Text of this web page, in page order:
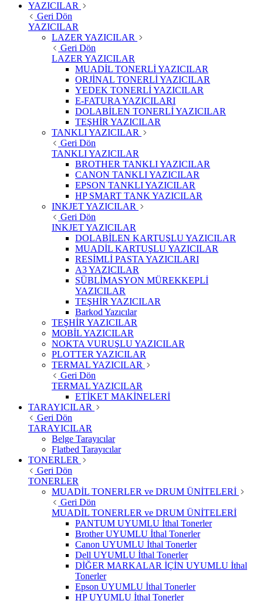
YAZICILAR
Geri Dön
YAZICILAR
LAZER YAZICILAR
Geri Dön
LAZER YAZICILAR
MUADİL TONERLİ YAZICILAR
ORJİNAL TONERLİ YAZICILAR
YEDEK TONERLİ YAZICILAR
E-FATURA YAZICILARI
DOLABİLEN TONERLİ YAZICILAR
TEŞHİR YAZICILAR
TANKLI YAZICILAR
Geri Dön
TANKLI YAZICILAR
BROTHER TANKLI YAZICILAR
CANON TANKLI YAZICILAR
EPSON TANKLI YAZICILAR
HP SMART TANK YAZICILAR
INKJET YAZICILAR
Geri Dön
INKJET YAZICILAR
DOLABİLEN KARTUŞLU YAZICILAR
MUADİL KARTUŞLU YAZICILAR
RESİMLİ PASTA YAZICILARI
A3 YAZICILAR
SÜBLİMASYON MÜREKKEPLİ
YAZICILAR
TEŞHİR YAZICILAR
Barkod Yazıcılar
TEŞHİR YAZICILAR
MOBİL YAZICILAR
NOKTA VURUŞLU YAZICILAR
PLOTTER YAZICILAR
TERMAL YAZICILAR
Geri Dön
TERMAL YAZICILAR
ETİKET MAKİNELERİ
TARAYICILAR
Geri Dön
TARAYICILAR
Belge Tarayıcılar
Flatbed Tarayıcılar
TONERLER
Geri Dön
TONERLER
MUADİL TONERLER ve DRUM ÜNİTELERİ
Geri Dön
MUADİL TONERLER ve DRUM ÜNİTELERİ
PANTUM UYUMLU İthal Tonerler
Brother UYUMLU İthal Tonerler
Canon UYUMLU İthal Tonerler
Dell UYUMLU İthal Tonerler
DİĞER MARKALAR İÇİN UYUMLU İthal
Tonerler
Epson UYUMLU İthal Tonerler
HP UYUMLU İthal Tonerler